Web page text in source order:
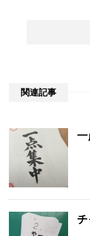
関連記事
一
チ